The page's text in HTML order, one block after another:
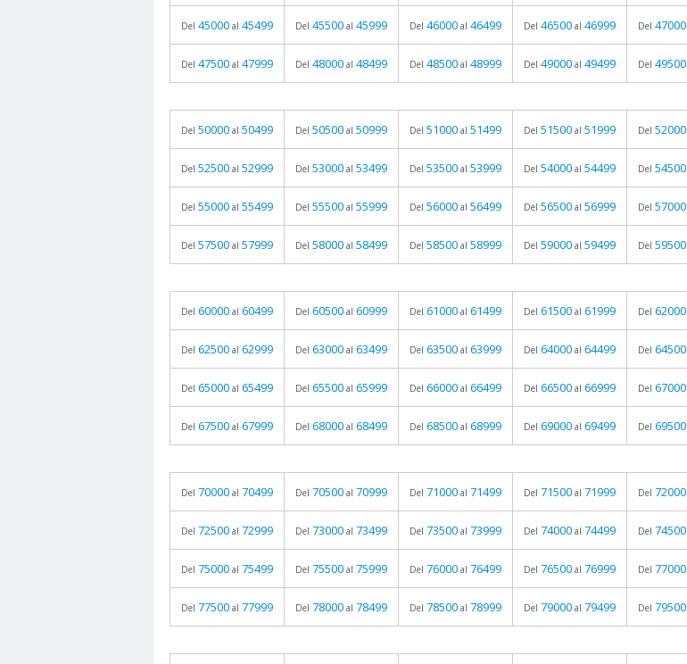
Del 45000 al 45499 Del 45500 al 45999 Del 46000 al 46499 Del 46500 al 46999 Del 47000
Del 47500 al 47999 Del 48000 al 48499 Del 48500 al 48999 Del 49000 al 49499 Del 49500
Del 50000 al 50499 Del 50500 al 50999 Del 51000 al 51499 Del 51500 al 51999 Del 52000
Del 52500 al 52999 Del 53000 al 53499 Del 53500 al 53999 Del 54000 al 54499 Del 54500
Del 55000 al 55499 Del 55500 al 55999 Del 56000 al 56499 Del 56500 al 56999 Del 57000
Del 57500 al 57999 Del 58000 al 58499 Del 58500 al 58999 Del 59000 al 59499 Del 59500
Del 60000 al 60499 Del 60500 al 60999 Del 61000 al 61499 Del 61500 al 61999 Del 62000
Del 62500 al 62999 Del 63000 al 63499 Del 63500 al 63999 Del 64000 al 64499 Del 64500
Del 65000 al 65499 Del 65500 al 65999 Del 66000 al 66499 Del 66500 al 66999 Del 67000
Del 67500 al 67999 Del 68000 al 68499 Del 68500 al 68999 Del 69000 al 69499 Del 69500
Del 70000 al 70499 Del 70500 al 70999 Del 71000 al 71499 Del 71500 al 71999 Del 72000
Del 72500 al 72999 Del 73000 al 73499 Del 73500 al 73999 Del 74000 al 74499 Del 74500
Del 75000 al 75499 Del 75500 al 75999 Del 76000 al 76499 Del 76500 al 76999 Del 77000
Del 77500 al 77999 Del 78000 al 78499 Del 78500 al 78999 Del 79000 al 79499 Del 79500